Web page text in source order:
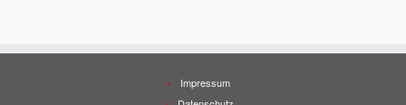
Impressum